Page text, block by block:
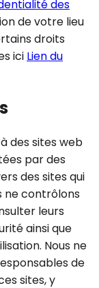
des
de votre lieu
droits
ici Lien du
des sites web
par des
des sites qui
ne contrôlons
leurs
ainsi que
Nous ne
de
sites, y